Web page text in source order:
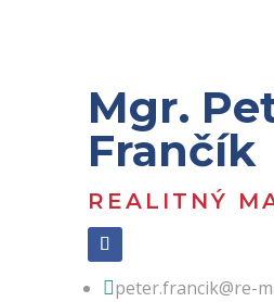
Mgr.
Frančík
REALITNÝ
peter.francik@re-